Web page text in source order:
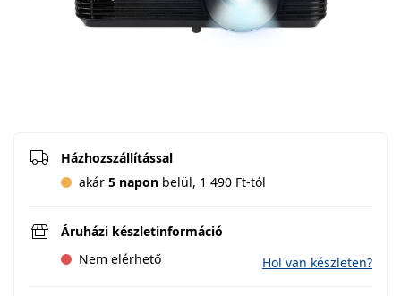
Házhozszállítással
akár 5 napon belül, 1 490 Ft-tól
Áruházi készletinformáció
Nem elérhető
Hol van készleten?